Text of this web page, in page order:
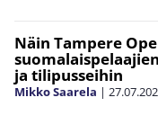
Näin Tampere
ja tilipusseihin
Mikko Saarela |